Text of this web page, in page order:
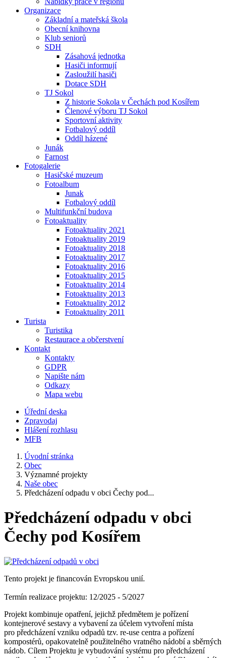
Organizace
Základní a mateřská škola
Obecní knihovna
Klub seniorů
SDH
Zásahová jednotka
Hasiči informují
Zasloužilí hasiči
Dotace SDH
TJ Sokol
Z historie Sokola v Čechách pod Kosířem
Členové výboru TJ Sokol
Sportovní aktivity
Fotbalový oddíl
Oddíl házené
Junák
Farnost
Fotogalerie
Hasičské muzeum
Fotoalbum
Junak
Fotbalový oddíl
Multifunkční budova
Fotoaktuality
Fotoaktuality 2021
Fotoaktuality 2019
Fotoaktuality 2018
Fotoaktuality 2017
Fotoaktuality 2016
Fotoaktuality 2015
Fotoaktuality 2014
Fotoaktuality 2013
Fotoaktuality 2012
Fotoaktuality 2011
Turista
Turistika
Restaurace a občerstvení
Kontakt
Kontakty
GDPR
Napište nám
Odkazy
Mapa webu
Úřední deska
Zpravodaj
Hlášení rozhlasu
MFB
Úvodní stránka
Obec
Významné projekty
Naše obec
Předcházení odpadu v obci Čechy pod...
Předcházení odpadu v obci
Čechy pod Kosířem
Tento projekt je financován Evropskou unií.
Termín realizace projektu: 12/2025 - 5/2027
Projekt kombinuje opatření, jejichž předmětem je pořízení
kontejnerové sestavy a vybavení za účelem vytvoření místa
pro předcházení vzniku odpadů tzv. re-use centra a pořízení
kompostérů, opakovatelně použitelného vratného nádobí a sběrných
nádob. Cílem Projektu je vybudování systému pro předcházení